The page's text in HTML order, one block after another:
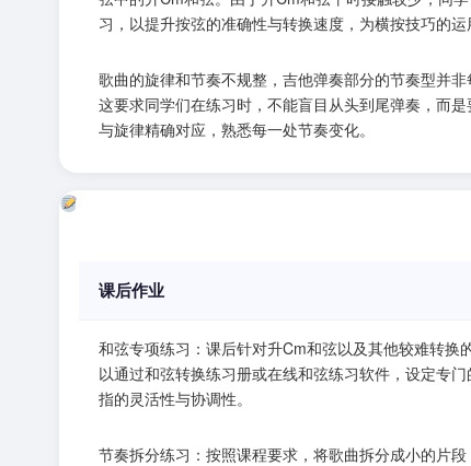
习，以提升按弦的准确性与转换速度，为横按技巧的运
歌曲的旋律和节奏不规整，吉他弹奏部分的节奏型并非
这要求同学们在练习时，不能盲目从头到尾弹奏，而
与旋律精确对应，熟悉每一处节奏变化。
课后作业
和弦专项练习：课后针对升Cm和弦以及其他较难转换
以通过和弦转换练习册或在线和弦练习软件，设定专
指的灵活性与协调性。
节奏拆分练习：按照课程要求，将歌曲拆分成小的片